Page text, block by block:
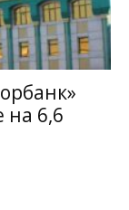
на 6,6